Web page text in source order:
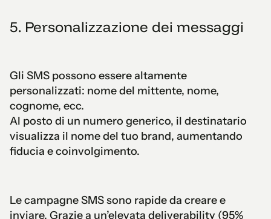
5. Personalizzazione dei messaggi
Gli SMS possono essere altamente
personalizzati: nome del mittente, nome,
cognome, ecc.
Al posto di un numero generico, il destinatario
visualizza il nome del tuo brand, aumentando
fiducia e coinvolgimento.
Le campagne SMS sono rapide da creare e
inviare. Grazie a un’elevata deliverability (95%